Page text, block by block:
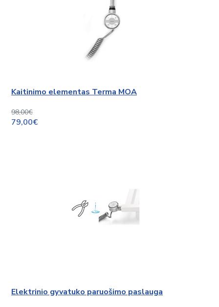
Kaitinimo elementas Terma MOA
98,00€
79,00€
Elektrinio gyvatuko paruošimo paslauga